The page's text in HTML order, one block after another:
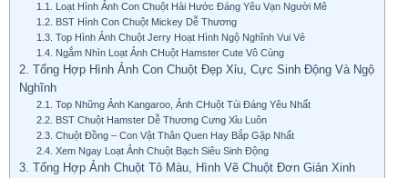
1.1.
Loạt Hình Ảnh Con Chuột Hài Hước Đáng Yêu Vạn Người Mê
1.2.
BST Hình Con Chuột Mickey Dễ Thương
1.3. Top Hình Ảnh Chuột Jerry Hoạt Hình Ngộ Nghĩnh Vui Vẻ
1.4. Ngắm Nhìn Loạt Ảnh CHuột Hamster Cute Vô Cùng
2. Tổng Hợp Hình Ảnh Con Chuột Đẹp Xỉu, Cực Sinh Động Và Ngộ
Nghĩnh
2.1.
Top Những Ảnh Kangaroo, Ảnh CHuột Túi Đáng Yêu Nhất
2.2.
BST Chuột Hamster Dễ Thương Cưng Xỉu Luôn
2.3. Chuột Đồng – Con Vật Thân Quen Hay Bắp Gặp Nhất
2.4. Xem Ngay Loạt Ảnh Chuột Bạch Siêu Sinh Động
3. Tổng Hợp Ảnh Chuột Tô Màu, Hình Vẽ Chuột Đơn Giản Xinh